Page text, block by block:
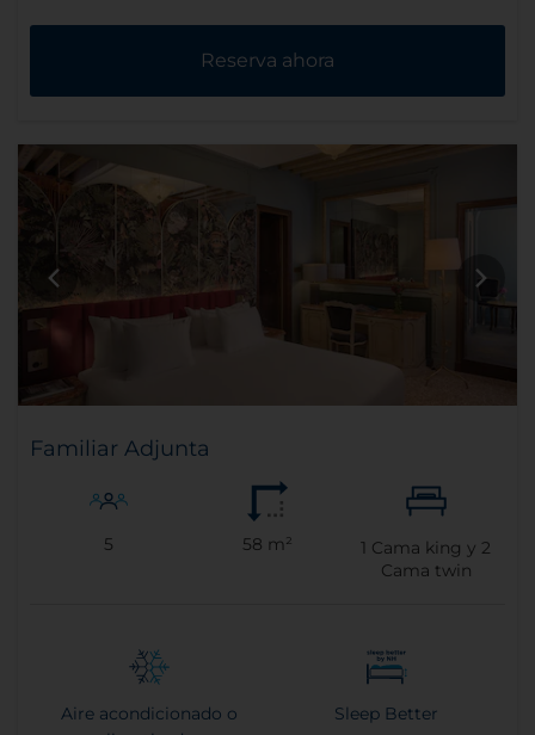
Reserva ahora
Familiar Adjunta
5 58 m² 1 Cama king y 2
Cama twin
Aire acondicionado o
Sleep Better